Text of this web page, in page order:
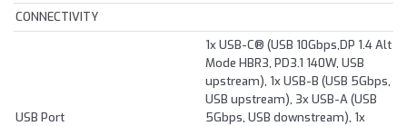
CONNECTIVITY
USB Port
1x USB-C® (USB 10Gbps,DP 1.4 Alt
Mode HBR3, PD3.1 140W, USB
upstream), 1x USB-B (USB 5Gbps,
USB upstream), 3x USB-A (USB
5Gbps, USB downstream), 1x